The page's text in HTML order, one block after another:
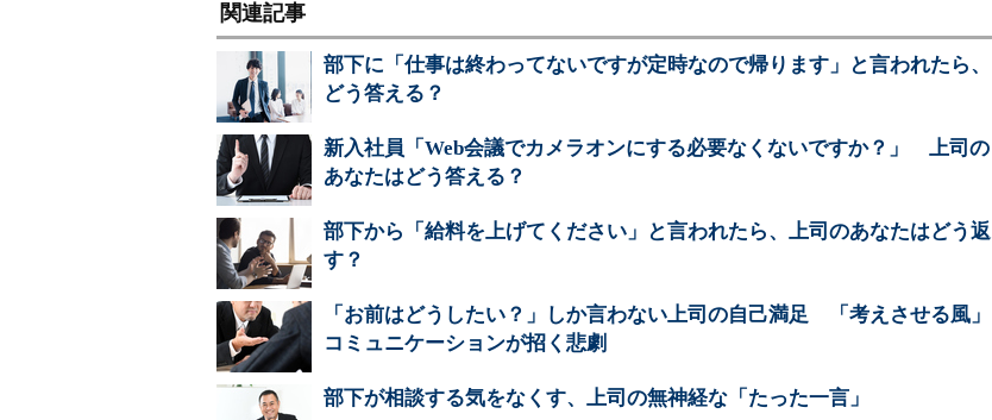
関連記事
部下に「仕事は終わってないですが定時なので帰ります」と言われたら、
どう答える？
新入社員「Web会議でカメラオンにする必要なくないですか？」 上司の
あなたはどう答える？
部下から「給料を上げてください」と言われたら、上司のあなたはどう返
す？
「お前はどうしたい？」しか言わない上司の自己満足 「考えさせる風」
コミュニケーションが招く悲劇
部下が相談する気をなくす、上司の無神経な「たった一言」